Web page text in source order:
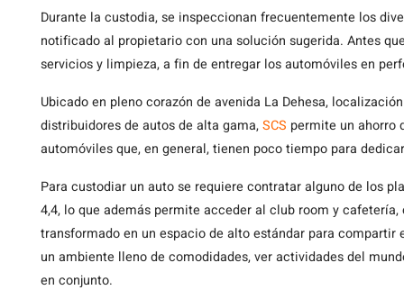
Durante la custodia, se inspeccionan frecuentemente los
notificado al propietario con una solución sugerida. Antes
servicios y limpieza, a fin de entregar los automóviles en
Ubicado en pleno corazón de avenida La Dehesa,
distribuidores de autos de alta gama,SCS permite un ahorro
automóviles que, en general, tienen poco tiempo para
Para custodiar un auto se requiere contratar alguno de los
4,4, lo que además permite acceder al club room y
transformado en un espacio de alto estándar para
un ambiente lleno de comodidades, ver actividades del
en conjunto.